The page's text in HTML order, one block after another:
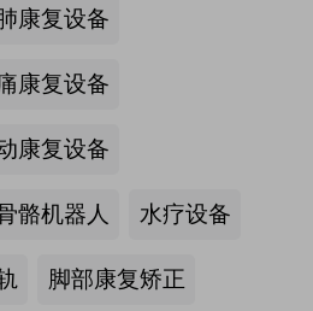
康复设备
康复设备
康复设备
骼机器人 水疗设备
脚部康复矫正
愿】升降浴室柜-海尔智慧康养